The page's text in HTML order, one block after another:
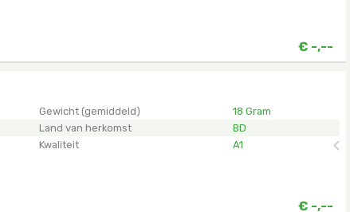
€ -,--
Gewicht (gemiddeld)
18 Gram
Land van herkomst
BD
Kwaliteit A1
€ -,--